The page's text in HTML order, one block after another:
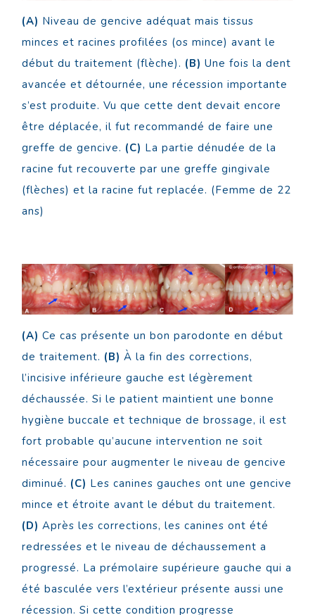
(A) Niveau de gencive adéquat mais tissus
minces et racines profilées (os mince) avant le
début du traitement (flèche). (B) Une fois la dent
avancée et détournée, une récession importante
s’est produite. Vu que cette dent devait encore
être déplacée, il fut recommandé de faire une
greffe de gencive. (C) La partie dénudée de la
racine fut recouverte par une greffe gingivale
(flèches) et la racine fut replacée. (Femme de 22
ans)
(A) Ce cas présente un bon parodonte en début
de traitement. (B) À la fin des corrections,
l’incisive inférieure gauche est légèrement
déchaussée. Si le patient maintient une bonne
hygiène buccale et technique de brossage, il est
fort probable qu’aucune intervention ne soit
nécessaire pour augmenter le niveau de gencive
diminué. (C) Les canines gauches ont une gencive
mince et étroite avant le début du traitement.
(D) Après les corrections, les canines ont été
redressées et le niveau de déchaussement a
progressé. La prémolaire supérieure gauche qui a
été basculée vers l’extérieur présente aussi une
récession. Si cette condition progresse